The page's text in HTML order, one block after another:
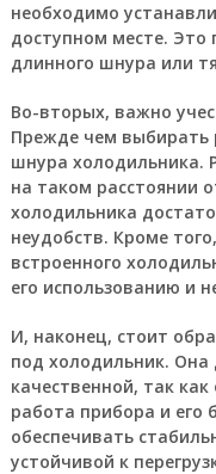
необходимо
доступном месте. Это
длинного шнура или
Во-вторых, важно
Прежде чем выбирать
шнура холодильника.
на таком расстоянии
холодильника
неудобств. Кроме
встроенного
его использованию и
И, наконец, стоит
под холодильник.
качественной, так
работа прибора и его
обеспечивать
устойчивой к